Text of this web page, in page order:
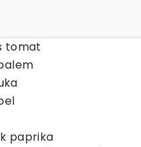
tomat
paprika